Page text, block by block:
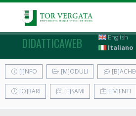
DIDATTICAWEB
English
Italiano
[I]NFO [M]ODULI
[O]RARI [E]SAMI E[V]ENTI